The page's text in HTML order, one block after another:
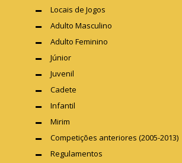
Locais de Jogos
Adulto Masculino
Adulto Feminino
Júnior
Juvenil
Cadete
Infantil
Mirim
Competições anteriores (2005-2013)
Regulamentos